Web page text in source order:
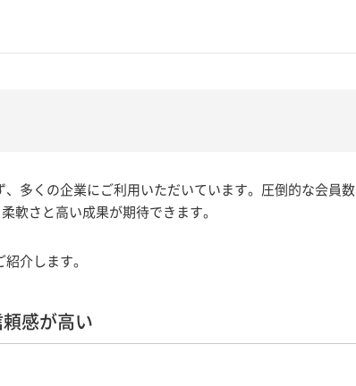
多くの企業にご利用いただいています。圧倒的な会員
軟さと高い成果が期待できます。
介します。
感が高い